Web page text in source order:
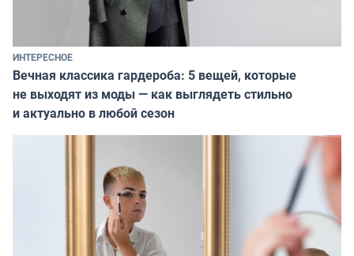
ИНТЕРЕСНОЕ
Вечная классика гардероба: 5 вещей, которые
не выходят из моды — как выглядеть стильно
и актуально в любой сезон